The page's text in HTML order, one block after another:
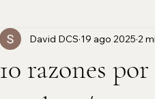
Camper Space en Calmavan
10 razones
David DCS 19 ago 2025 2